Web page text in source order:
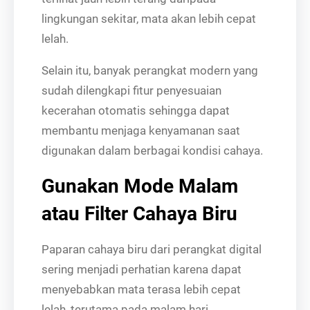
lingkungan sekitar, mata akan lebih cepat
lelah.
Selain itu, banyak perangkat modern yang
sudah dilengkapi fitur penyesuaian
kecerahan otomatis sehingga dapat
membantu menjaga kenyamanan saat
digunakan dalam berbagai kondisi cahaya.
Gunakan Mode Malam
atau Filter Cahaya Biru
Paparan cahaya biru dari perangkat digital
sering menjadi perhatian karena dapat
menyebabkan mata terasa lebih cepat